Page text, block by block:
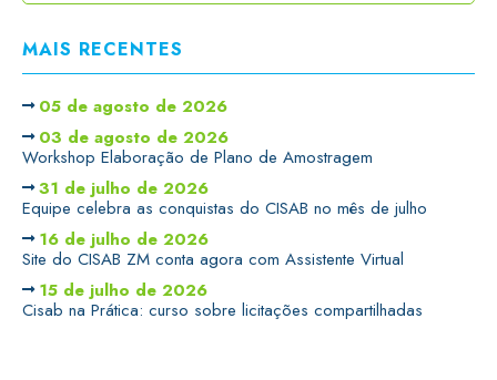
MAIS RECENTES
05 de agosto de 2026
03 de agosto de 2026
Workshop Elaboração de Plano de Amostragem
31 de julho de 2026
Equipe celebra as conquistas do CISAB no mês de julho
16 de julho de 2026
Site do CISAB ZM conta agora com Assistente Virtual
15 de julho de 2026
Cisab na Prática: curso sobre licitações compartilhadas